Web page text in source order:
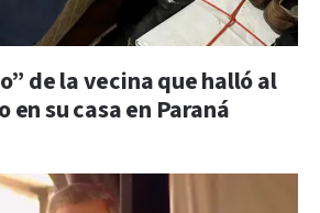
de la vecina que halló al
su casa en Paraná